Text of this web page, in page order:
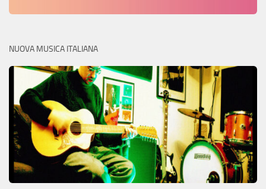
NUOVA MUSICA ITALIANA